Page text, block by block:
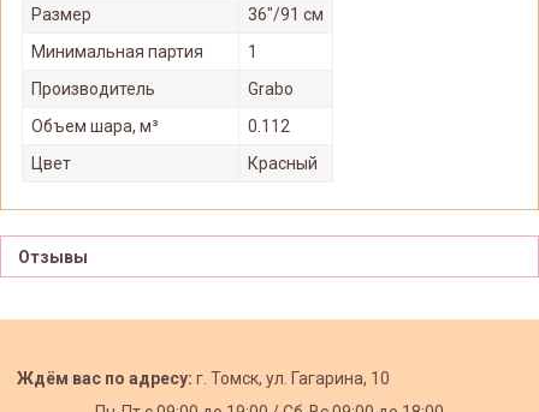
Размер
36"/91 см
Минимальная партия
1
Производитель
Grabo
Объем шара, м³
0.112
Цвет
Красный
Отзывы
Ждём вас по адресу: г. Томск, ул. Гагарина, 10